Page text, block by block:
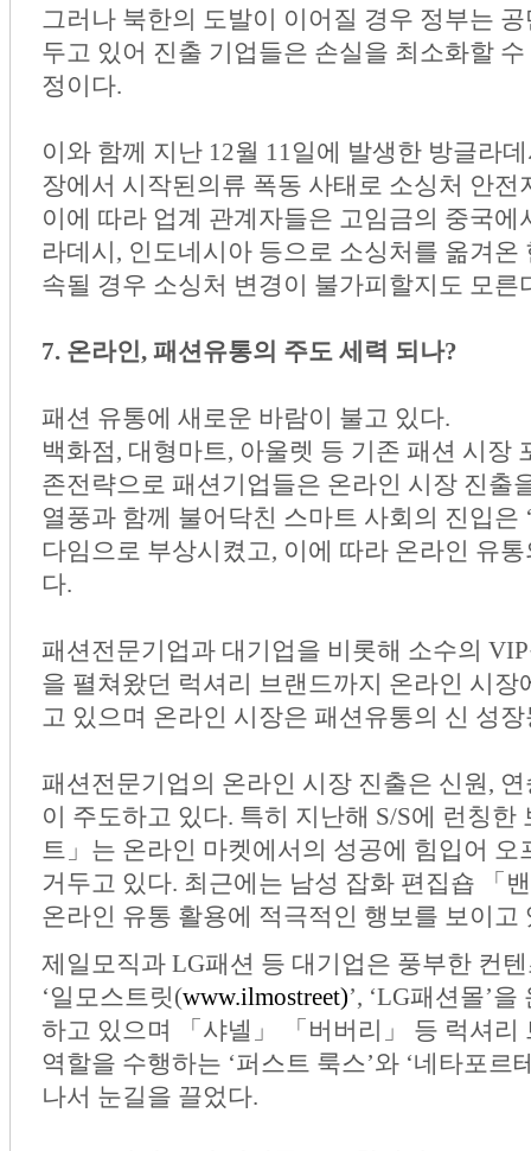
그러나 북한의 도발이 이어질 경우 정부는
두고 있어 진출 기업들은 손실을 최소화할
정이다.
이와 함께 지난 12월 11일에 발생한 방글라
장에서 시작된의류 폭동 사태로 소싱처 안
이에 따라 업계 관계자들은 고임금의 중국
라데시, 인도네시아 등으로 소싱처를 옮겨
속될 경우 소싱처 변경이 불가피할지도 모
7. 온라인, 패션유통의 주도 세력 되나?
패션 유통에 새로운 바람이 불고 있다.
백화점, 대형마트, 아울렛 등 기존 패션 시장
존전략으로 패션기업들은 온라인 시장 진출
열풍과 함께 불어닥친 스마트 사회의 진입은
다임으로 부상시켰고, 이에 따라 온라인 유
다.
패션전문기업과 대기업을 비롯해 소수의
을 펼쳐왔던 럭셔리 브랜드까지 온라인 시
고 있으며 온라인 시장은 패션유통의 신 성
패션전문기업의 온라인 시장 진출은 신원,
이 주도하고 있다. 특히 지난해 S/S에 런칭
트」는 온라인 마켓에서의 성공에 힘입어
거두고 있다. 최근에는 남성 잡화 편집숍 「
온라인 유통 활용에 적극적인 행보를 보이고
제일모직과 LG패션 등 대기업은 풍부한 컨
‘일모스트릿(www.ilmostreet)’, ‘LG패션몰’
하고 있으며 「샤넬」 「버버리」 등 럭셔리
역할을 수행하는 ‘퍼스트 룩스’와 ‘네타포르
나서 눈길을 끌었다.